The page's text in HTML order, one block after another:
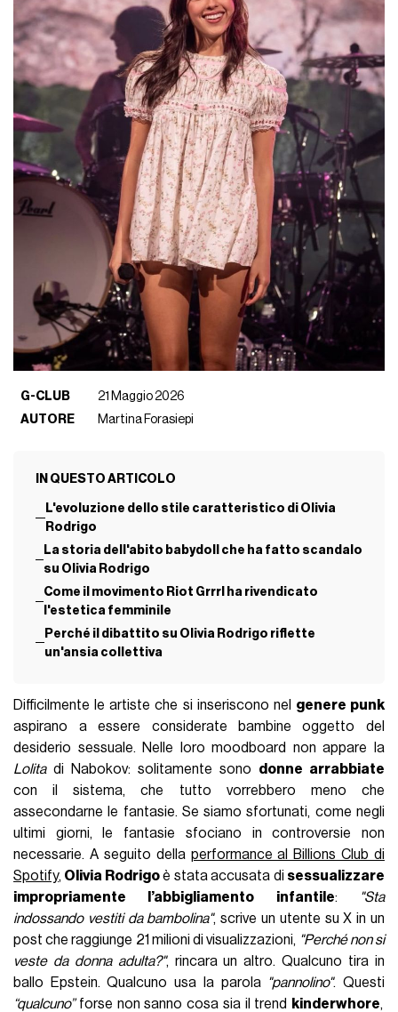
G-CLUB
21 Maggio 2026
AUTORE
Martina Forasiepi
IN QUESTO ARTICOLO
L'evoluzione dello stile caratteristico di Olivia
Rodrigo
La storia dell'abito babydoll che ha fatto scandalo
su Olivia Rodrigo
Come il movimento Riot Grrrl ha rivendicato
l'estetica femminile
Perché il dibattito su Olivia Rodrigo riflette
un'ansia collettiva
Difficilmente le artiste che si inseriscono nel genere punk
aspirano a essere considerate bambine oggetto del
desiderio sessuale. Nelle loro moodboard non appare la
Lolitadi Nabokov: solitamente sono donne arrabbiate
con il sistema, che tutto vorrebbero meno che
assecondarne le fantasie. Se siamo sfortunati, come negli
ultimi giorni, le fantasie sfociano in controversie non
necessarie. A seguito della performance al Billions Club di
Spotify, Olivia Rodrigoè stata accusata di sessualizzare
impropriamente l’abbigliamento infantile: "Sta
indossando vestiti da bambolina", scrive un utente su X in un
post che raggiunge 21 milioni di visualizzazioni, "Perchénon si
veste da donna adulta?", rincara un altro. Qualcuno tira in
ballo Epstein. Qualcuno usa la parola "pannolino". Questi
“qualcuno”forse non sanno cosa sia il trend kinderwhore,